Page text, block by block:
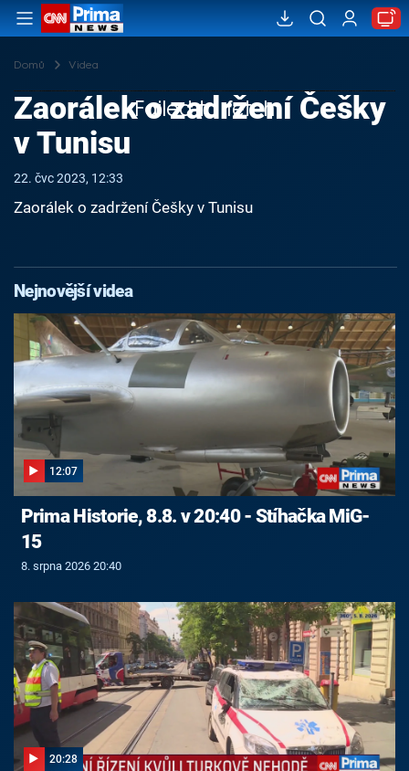
Domů Videa
Failed to fetch
Zaorálek o zadržení Češky
v Tunisu
22. čvc 2023, 12:33
Zaorálek o zadržení Češky v Tunisu
Nejnovější videa
12:07
Prima Historie, 8.8. v 20:40 - Stíhačka MiG-
15
8. srpna 2026 20:40
20:28